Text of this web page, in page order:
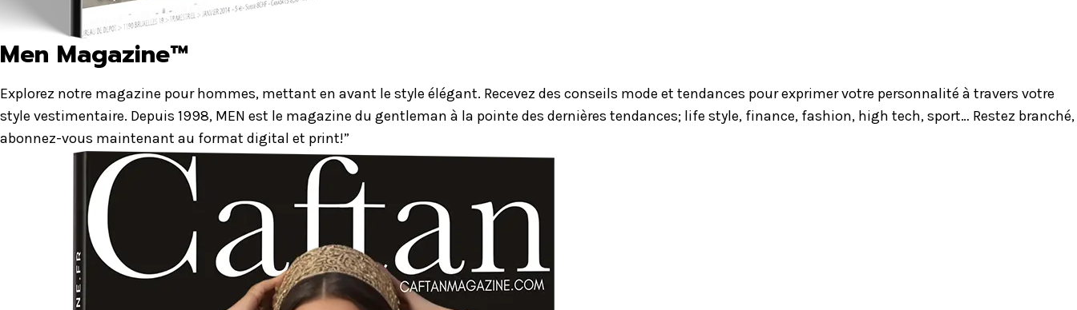
Men Magazine™
Explorez notre magazine pour hommes, mettant en avant le style élégant. Recevez des conseils mode et tendances pour exprimer votre personnalité à travers votre
style vestimentaire. Depuis 1998, MEN est le magazine du gentleman à la pointe des dernières tendances; life style, finance, fashion, high tech, sport… Restez branché,
abonnez-vous maintenant au format digital et print!”